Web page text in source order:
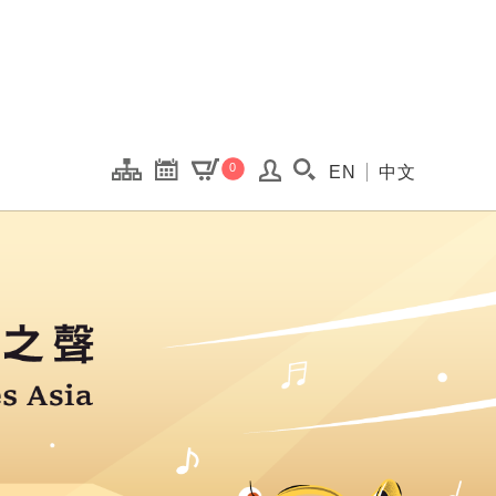
0 搜尋(開啟搜尋視窗)
EN 中文